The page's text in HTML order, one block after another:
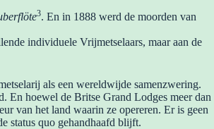
3. En in 1888 werd de moorden van
individuele Vrijmetselaars, maar aan de
als een wereldwijde samenzwering.
En hoewel de Britse Grand Lodges meer dan
van het land waarin ze opereren. Er is geen
status quo gehandhaafd blijft.